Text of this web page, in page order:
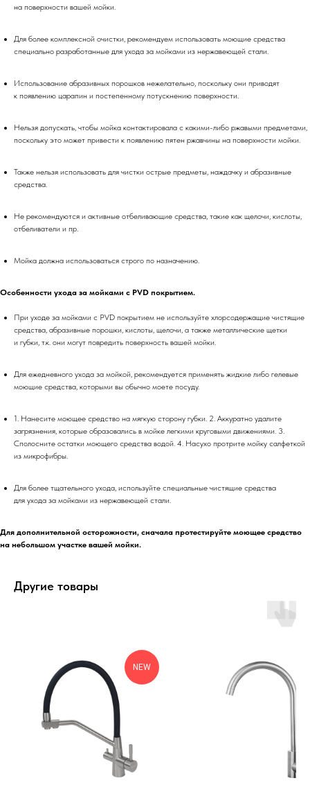
на поверхности вашей мойки.
Для более комплексной очистки, рекомендуем использовать моющие средства
специально разработанные для ухода за мойками из нержавеющей стали.
Использование абразивных порошков нежелательно, поскольку они приводят
к появлению царапин и постепенному потускнению поверхности.
Нельзя допускать, чтобы мойка контактировала с какими-либо ржавыми предметами,
поскольку это может привести к появлению пятен ржавчины на поверхности мойки.
Также нельзя использовать для чистки острые предметы, наждачку и абразивные
средства.
Не рекомендуются и активные отбеливающие средства, такие как щелочи, кислоты,
отбеливатели и пр.
Мойка должна использоваться строго по назначению.
Особенности ухода за мойками с РVD покрытием.
При уходе за мойками с PVD покрытием не используйте хлорсодержащие чистящие
средства, абразивные порошки, кислоты, щелочи, а также металлические щетки
и губки, т.к. они могут повредить поверхность вашей мойки.
Для ежедневного ухода за мойкой, рекомендуется применять жидкие либо гелевые
моющие средства, которыми вы обычно моете посуду.
1. Нанесите моющее средство на мягкую сторону губки. 2. Аккуратно удалите
загрязнения, которые образовались в мойке легкими круговыми движениями. 3.
Сполосните остатки моющего средства водой. 4. Насухо протрите мойку салфеткой
из микрофибры.
Для более тщательного ухода, используйте специальные чистящие средства
для ухода за мойками из нержавеющей стали.
Для дополнительной осторожности, сначала протестируйте моющее средство
на небольшом участке вашей мойки.
Другие товары
NEW